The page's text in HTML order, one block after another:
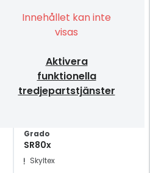
Innehållet kan inte
visas
Aktivera
funktionella
tredjepartstjänster
Grado
SR80x
Skyltex